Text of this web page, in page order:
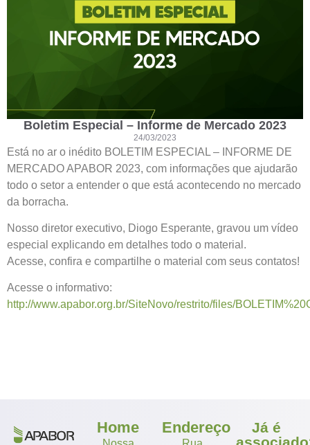
Boletim Especial – Informe de Mercado 2023
24/03/2023
Está no ar o inédito BOLETIM ESPECIAL – INFORME DE
MERCADO APABOR 2023, com informações que ajudarão
todo o setor a entender o que está acontecendo no mercado
da borracha.
Nosso diretor executivo, Diogo Esperante, gravou um vídeo
especial explicando em detalhes todo o material.
Acesse, confira e compartilhe o material com seus contatos!
Acesse o informativo:
http://www.apabor.org.br/SiteNovo/restrito/files/
Home Endereço
Já é